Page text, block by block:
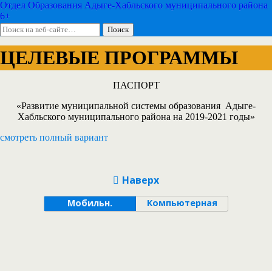
Отдел Образования Адыге-Хабльского муниципального района
6+
ЦЕЛЕВЫЕ ПРОГРАММЫ
ПАСПОРТ
«Развитие муниципальной системы образования Адыге-
Хабльского муниципального района на 2019-2021 годы»
смотреть полный вариант
Наверх
Мобильн. Компьютерная